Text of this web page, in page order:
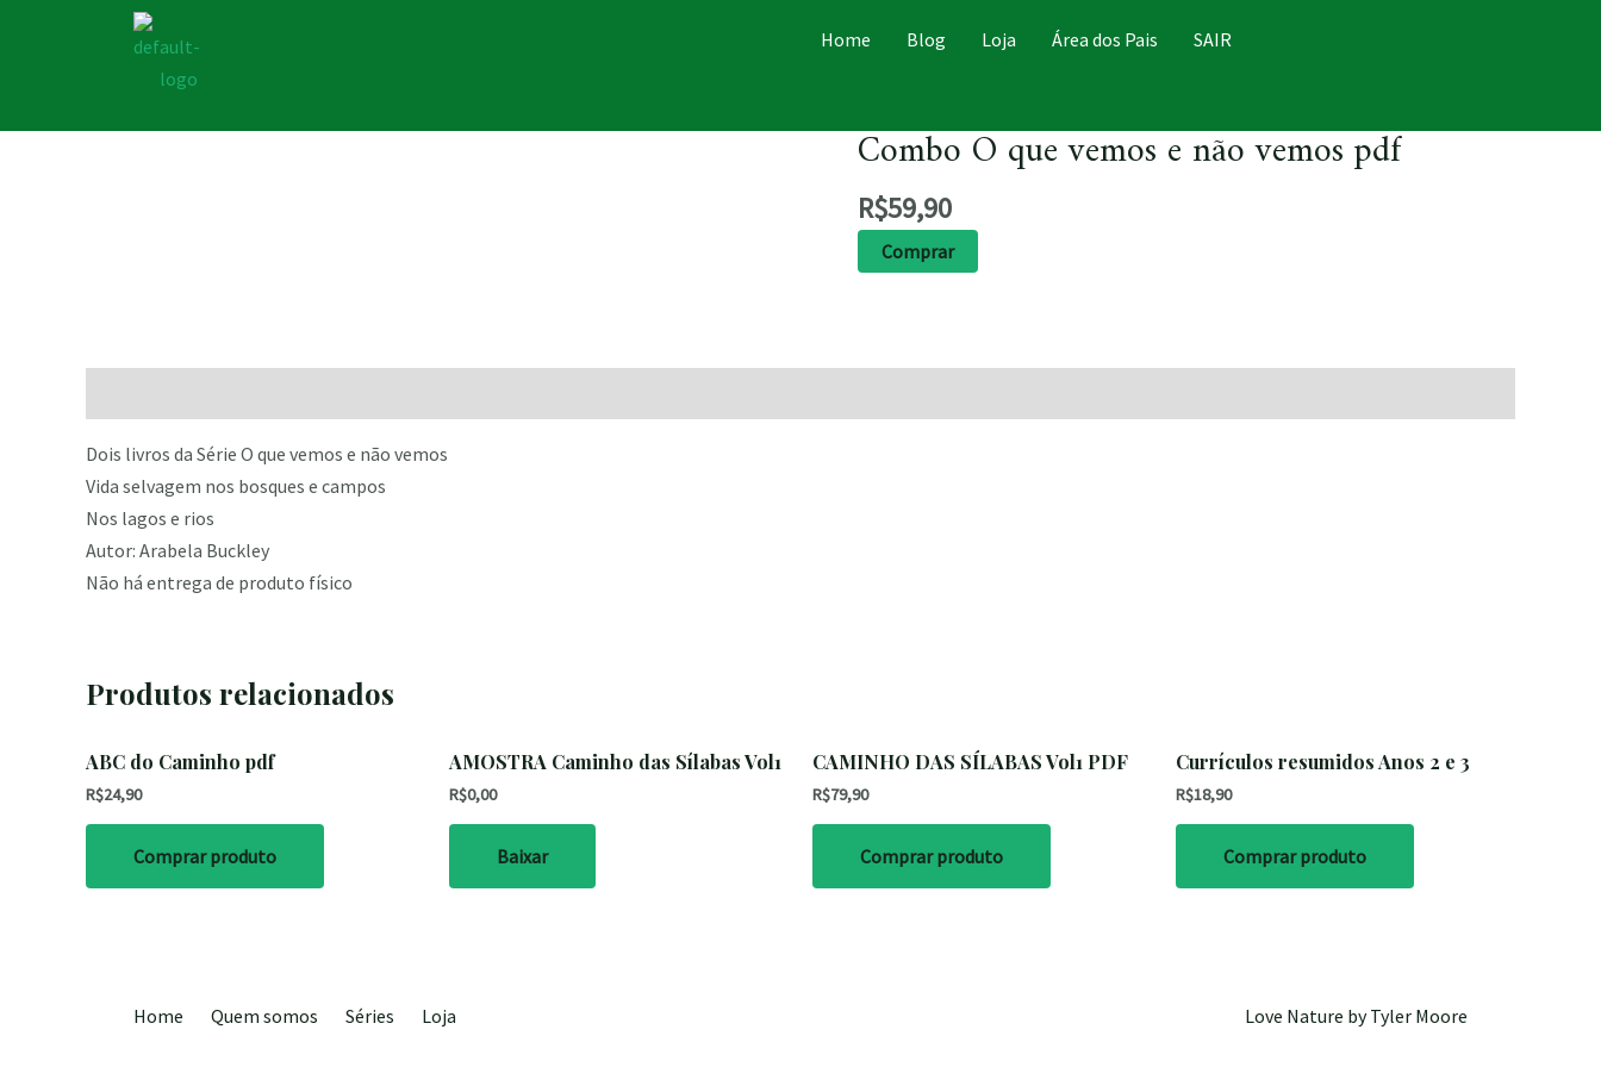
Home Blog Loja Área dos Pais SAIR
Combo O que vemos e não vemos pdf
R$59,90
Comprar
Dois livros da Série O que vemos e não vemos
Vida selvagem nos bosques e campos
Nos lagos e rios
Autor: Arabela Buckley
Não há entrega de produto físico
Produtos relacionados
ABC do Caminho pdf
R$24,90
Comprar produto
AMOSTRA Caminho das Sílabas Vol1
R$0,00
Baixar
CAMINHO DAS SÍLABAS Vol1 PDF
R$79,90
Comprar produto
Currículos resumidos Anos 2 e 3
R$18,90
Comprar produto
Home Quem somos Séries Loja Love Nature by Tyler Moore